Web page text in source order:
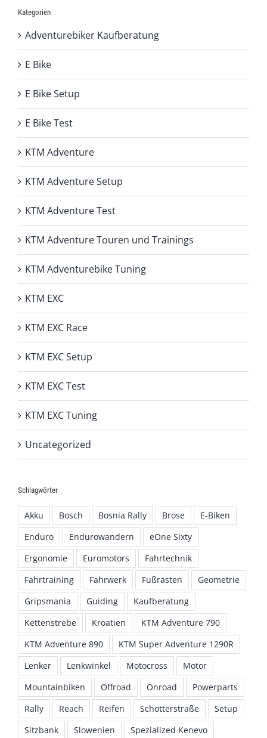
Kategorien
Adventurebiker Kaufberatung
E Bike
E Bike Setup
E Bike Test
KTM Adventure
KTM Adventure Setup
KTM Adventure Test
KTM Adventure Touren und Trainings
KTM Adventurebike Tuning
KTM EXC
KTM EXC Race
KTM EXC Setup
KTM EXC Test
KTM EXC Tuning
Uncategorized
Schlagwörter
Akku Bosch Bosnia Rally Brose
E-Biken
Enduro
Endurowandern
eOne Sixty
Ergonomie
Euromotors
Fahrtechnik
Fahrtraining
Fahrwerk Fußrasten
Geometrie
Gripsmania
Guiding
Kaufberatung
Kettenstrebe
Kroatien
KTM Adventure 790
KTM Adventure 890
KTM Super Adventure 1290R
Lenker
Lenkwinkel Motocross
Motor
Mountainbiken
Offroad Onroad
Powerparts
Rally
Reach Reifen Schotterstraße
Setup
Sitzbank
Slowenien
Spezialized Kenevo